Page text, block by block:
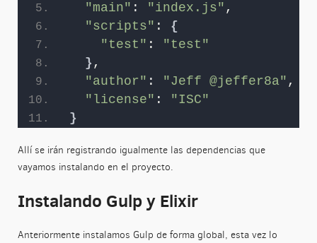
"main" : "index.js" ,
"scripts" : {
"test" :
"test"
} ,
"author" : "Jeff @jeffer8a" ,
"license" :
"ISC"
}
Allí se irán registrando igualmente las dependencias que
vayamos instalando en el proyecto.
Instalando Gulp y Elixir
Anteriormente instalamos Gulp de forma global, esta vez lo